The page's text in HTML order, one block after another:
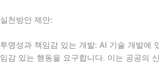
실천방안 제안:
투명성과 책임감 있는 개발: AI 기술 개발에
임감 있는 행동을 요구합니다. 이는 공공의